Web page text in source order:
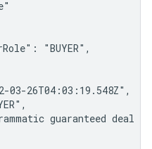
"BUYER",
03-26T04:03:19.548Z",
guaranteed deal